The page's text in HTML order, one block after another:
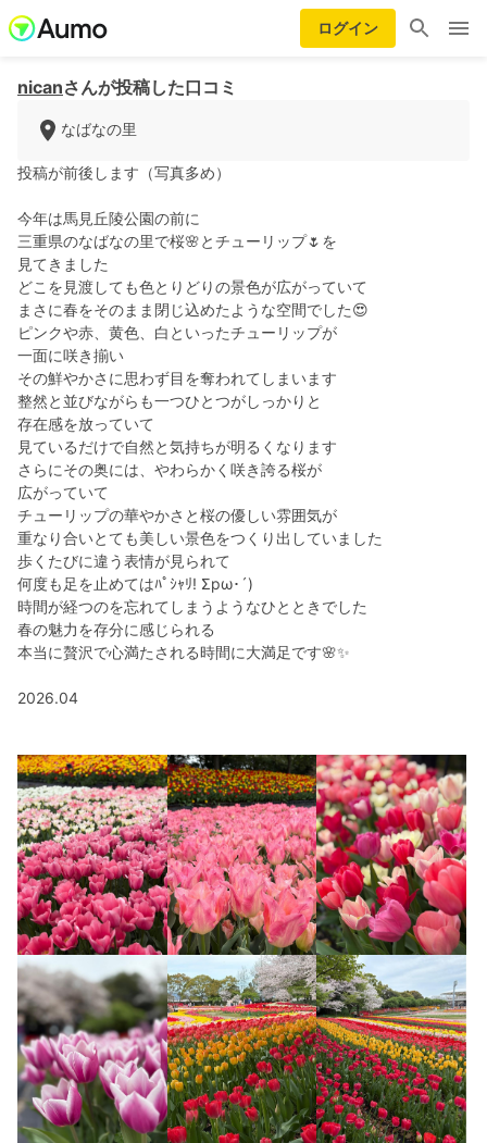
ログイン
nicanさんが投稿した口コミ
なばなの里
投稿が前後します（写真多め）
今年は馬見丘陵公園の前に
三重県のなばなの里で桜🌸とチューリップ🌷を
見てきました
どこを見渡しても色とりどりの景色が広がっていて
まさに春をそのまま閉じ込めたような空間でした😍
ピンクや赤、黄色、白といったチューリップが
一面に咲き揃い
その鮮やかさに思わず目を奪われてしまいます
整然と並びながらも一つひとつがしっかりと
存在感を放っていて
見ているだけで自然と気持ちが明るくなります
さらにその奥には、やわらかく咲き誇る桜が
広がっていて
チューリップの華やかさと桜の優しい雰囲気が
重なり合いとても美しい景色をつくり出していました
歩くたびに違う表情が見られて
何度も足を止めてはﾊﾟｼｬﾘ! Σpω･´)
時間が経つのを忘れてしまうようなひとときでした
春の魅力を存分に感じられる
本当に贅沢で心満たされる時間に大満足です🌸✨️
2026.04